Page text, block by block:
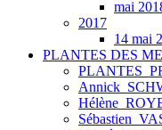
mai
2017
14 mai
PLANTES DES